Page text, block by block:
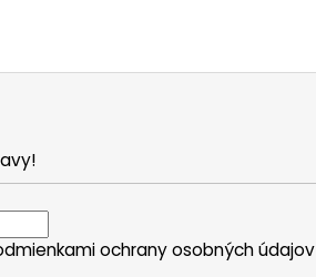
ochrany osobných údajov